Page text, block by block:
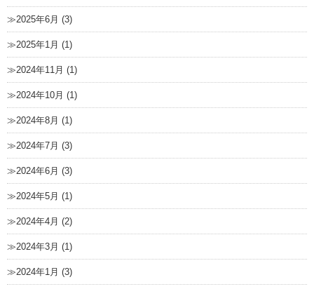
2025年6月 (3)
2025年1月 (1)
2024年11月 (1)
2024年10月 (1)
2024年8月 (1)
2024年7月 (3)
2024年6月 (3)
2024年5月 (1)
2024年4月 (2)
2024年3月 (1)
2024年1月 (3)